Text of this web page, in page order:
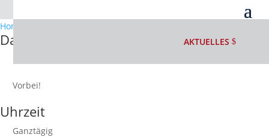
AKTUELLES
Home
Datum
Vorbei!
Uhrzeit
Ganztägig